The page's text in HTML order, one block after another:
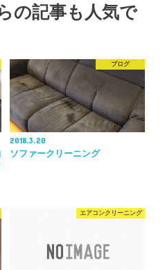
の記事も人気で
ブログ
2018.3.20
ソファークリーニング
エアコンクリーニング